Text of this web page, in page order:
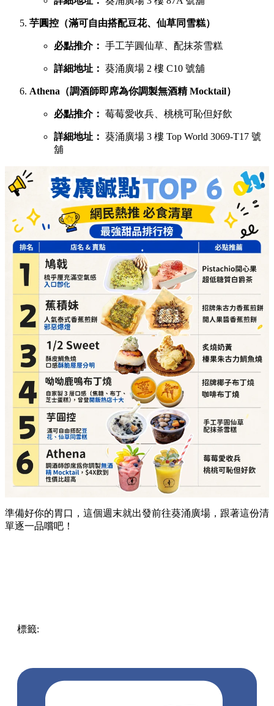
芋圓控（滿可自由搭配豆花、仙草同雪糕）
必點推介： 手工芋圓仙草、配抹茶雪糕
詳細地址： 葵涌廣場 2 樓 C10 號舖
Athena（調酒師即席為你調製無酒精 Mocktail）
必點推介： 莓莓愛收兵、桃桃可恥但好飲
詳細地址： 葵涌廣場 3 樓 Top World 3069-T17 號
舖
準備好你的胃口，這個週末就出發前往葵涌廣場，跟著這份清
單逐一品嚐吧！
標籤: